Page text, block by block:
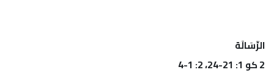
الرِّسَالَة
2 كو 1: 21-24، 2: 1-4